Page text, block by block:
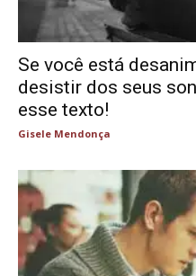
Se você está
desistir dos seus
esse texto!
Gisele Mendonça